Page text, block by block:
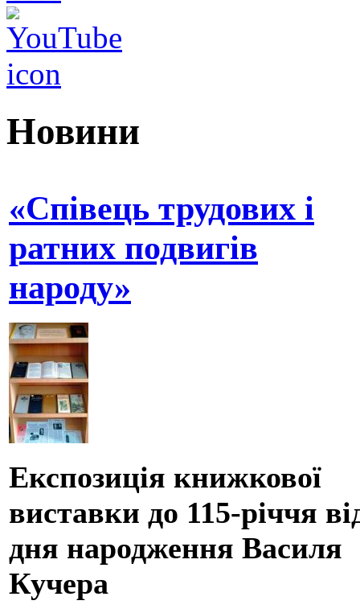
Новини
«Співець трудових і
ратних подвигів
народу»
Експозиція книжкової
виставки до 115-річчя
дня народження Василя
Кучера